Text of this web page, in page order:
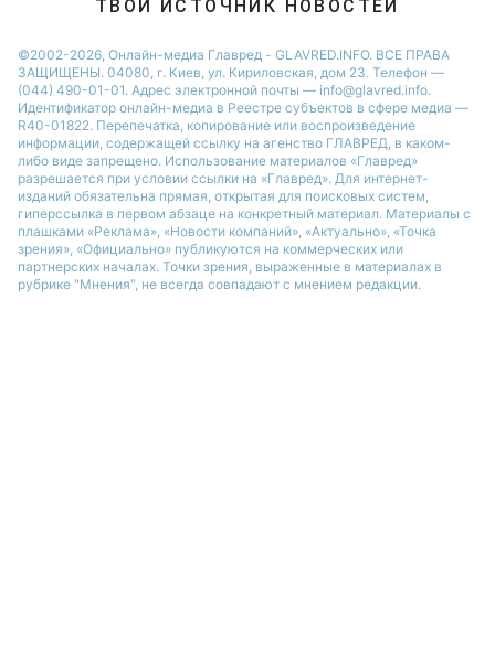
ТВОЙ ИСТОЧНИК НОВОСТЕЙ
©2002-2026, Онлайн-медиа Главред - GLAVRED.INFO. ВСЕ ПРАВА
ЗАЩИЩЕНЫ. 04080, г. Киев, ул. Кириловская, дом 23. Телефон —
(044) 490-01-01. Адрес электронной почты — info@glavred.info.
Идентификатор онлайн-медиа в Реестре cубъектов в сфере медиа —
R40-01822. Перепечатка, копирование или воспроизведение
информации, содержащей ссылку на агенство ГЛАВРЕД, в каком-
либо виде запрещено. Использование материалов «Главред»
разрешается при условии ссылки на «Главред». Для интернет-
изданий обязательна прямая, открытая для поисковых систем,
гиперссылка в первом абзаце на конкретный материал. Материалы с
плашками «Реклама», «Новости компаний», «Актуально», «Точка
зрения», «Официально» публикуются на коммерческих или
партнерских началах. Точки зрения, выраженные в материалах в
рубрике "Мнения", не всегда совпадают с мнением редакции.